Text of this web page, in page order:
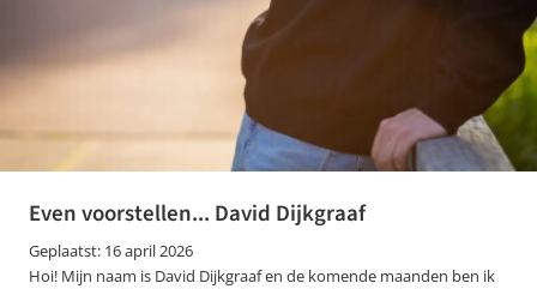
Even voorstellen... David Dijkgraaf
Geplaatst: 16 april 2026
Hoi! Mijn naam is David Dijkgraaf en de komende maanden ben ik